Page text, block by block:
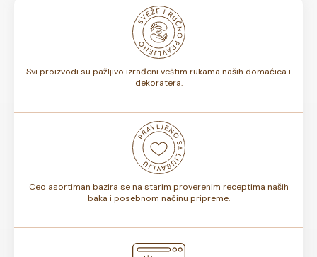
mogu biti u boji koja vama odgovara, možete ih uklopiti sa
bojama na dečjoj torti ili osmisliti ceo slatki sto u istoj
Svi proizvodi su pažljivo izrađeni veštim rukama naših domaćica i
dekoratera.
Ceo asortiman bazira se na starim proverenim receptima naših
baka i posebnom načinu pripreme.